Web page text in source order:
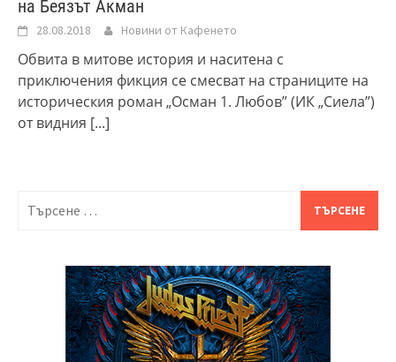
на Беязът Акман
28.08.2018 Новини от Кафенето
Обвита в митове история и наситена с
приключения фикция се смесват на страниците на
историческия роман „Осман 1. Любов” (ИК „Сиела”)
от видния [...]
Търсене
за: